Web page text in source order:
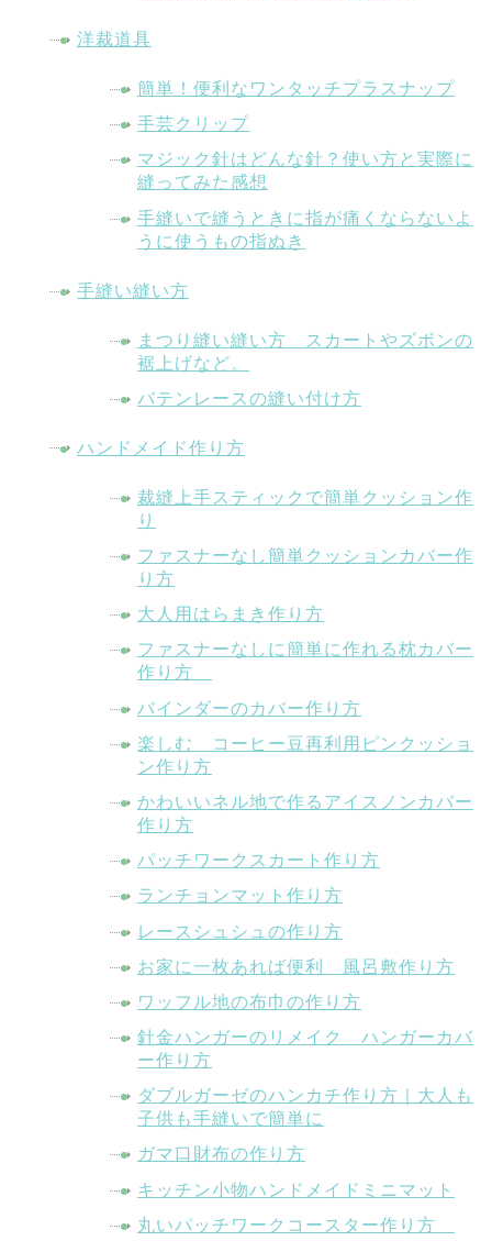
洋裁道具
簡単！便利なワンタッチプラスナップ
手芸クリップ
マジック針はどんな針？使い方と実際に
縫ってみた感想
手縫いで縫うときに指が痛くならないよ
うに使うもの指ぬき
手縫い縫い方
まつり縫い縫い方 スカートやズボンの
裾上げなど。
バテンレースの縫い付け方
ハンドメイド作り方
裁縫上手スティックで簡単クッション作
り
ファスナーなし簡単クッションカバー作
り方
大人用はらまき作り方
ファスナーなしに簡単に作れる枕カバー
作り方
バインダーのカバー作り方
楽しむ コーヒー豆再利用ピンクッショ
ン作り方
かわいいネル地で作るアイスノンカバー
作り方
パッチワークスカート作り方
ランチョンマット作り方
レースシュシュの作り方
お家に一枚あれば便利 風呂敷作り方
ワッフル地の布巾の作り方
針金ハンガーのリメイク ハンガーカバ
ー作り方
ダブルガーゼのハンカチ作り方｜大人も
子供も手縫いで簡単に
ガマ口財布の作り方
キッチン小物ハンドメイドミニマット
丸いパッチワークコースター作り方